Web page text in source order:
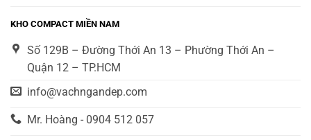
KHO COMPACT MIỀN NAM
Số 129B – Đường Thới An 13 – Phường Thới An –
Quận 12 – TP.HCM
info@vachngandep.com
Mr. Hoàng - 0904 512 057